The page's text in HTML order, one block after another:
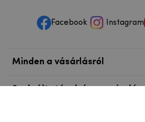
Facebook Instagram
Minden a vásárlásról